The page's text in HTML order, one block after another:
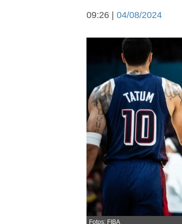
Arte y cultura
Economía y campo
Sociedad y tiempo libre
El tiempo
Cartón Lleno
Fúnebres
09:26 | 04/08/2024
Fotos: FIBA